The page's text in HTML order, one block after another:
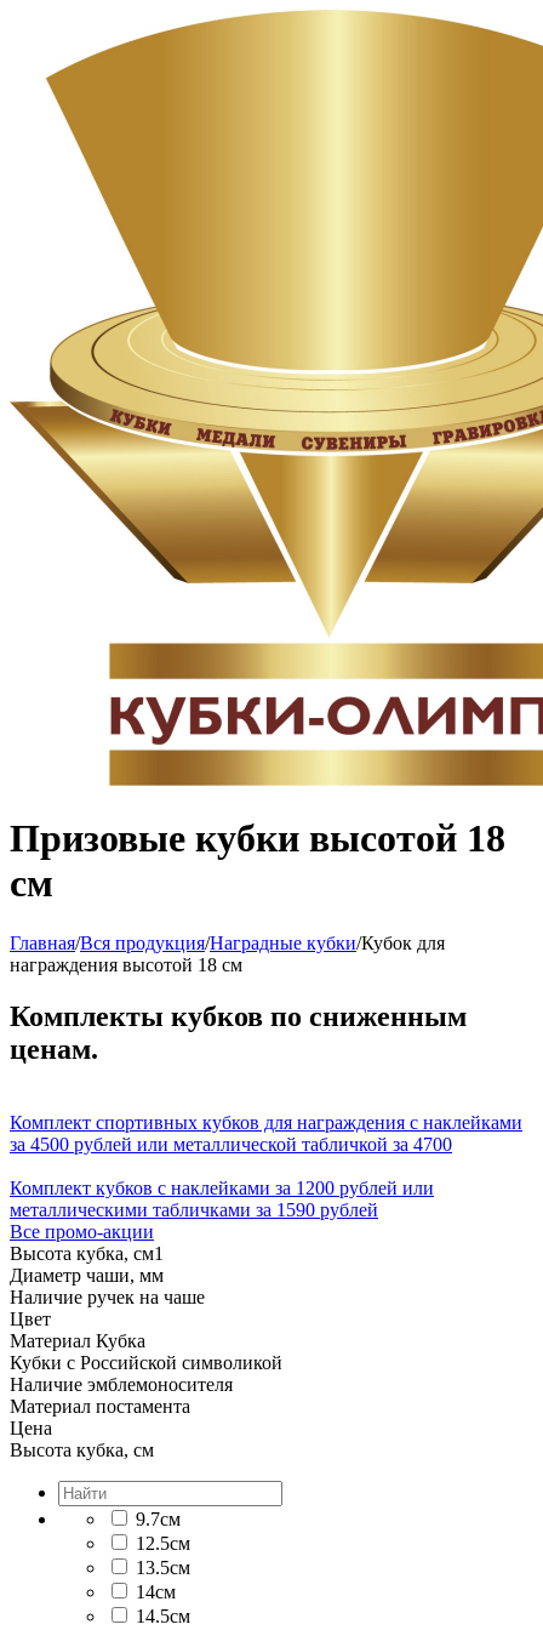
Призовые кубки высотой 18
см
Главная/Вся продукция/Наградные кубки/Кубок для
награждения высотой 18 см
Комплекты кубков по сниженным
ценам.
Комплект спортивных кубков для награждения с наклейками
за 4500 рублей или металлической табличкой за 4700
Комплект кубков с наклейками за 1200 рублей или
металлическими табличками за 1590 рублей
Все промо-акции
Высота кубка, см1
Диаметр чаши, мм
Наличие ручек на чаше
Цвет
Материал Кубка
Кубки с Российской символикой
Наличие эмблемоносителя
Материал постамента
Цена
Высота кубка, см
9.7см
12.5см
13.5см
14см
14.5см